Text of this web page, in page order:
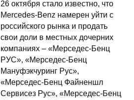
26 октября стало известно, что
Mercedes-Benz намерен уйти с
российского рынка и продать
свои доли в местных дочерних
компаниях – «Мерседес-Бенц
РУС», «Мерседес-Бенц
Мануфэкчуринг Рус»,
«Мерседес-Бенц Файненшл
Сервисез Рус», «Мерседес-Бенц